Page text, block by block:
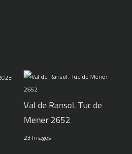
Val de Ransol. Tuc de
Mener 2652
23 Images